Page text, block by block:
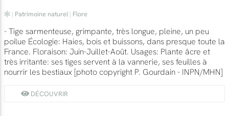
| Patrimoine naturel | Flore
- Tige sarmenteuse, grimpante, très longue, pleine, un peu
poilue Écologie: Haies, bois et buissons, dans presque toute la
France. Floraison: Juin-Juillet-Août. Usages: Plante âcre et
très irritante: ses tiges servent à la vannerie, ses feuilles à
nourrir les bestiaux [photo copyright P. Gourdain - INPN/MHN]
DÉCOUVRIR